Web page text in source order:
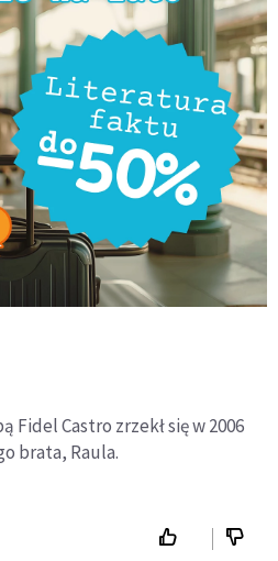
Fidel Castro zrzekł się w 2006
brata, Raula.